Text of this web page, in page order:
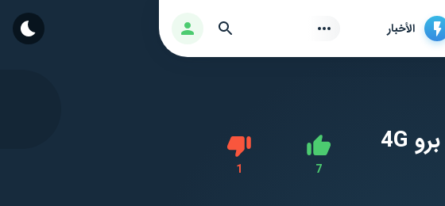
الأخبار تسجيل الدخول بحث
7
1